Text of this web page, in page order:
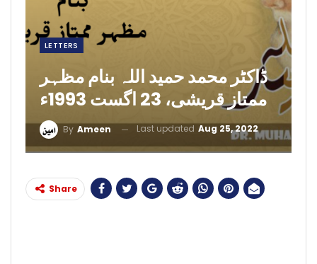
LETTERS
ڈاکٹر محمد حمید اللہ بنام مظہر
ممتاز قریشی، 23 اگست 1993ء
By Ameen Last updated Aug 25, 2022
Share